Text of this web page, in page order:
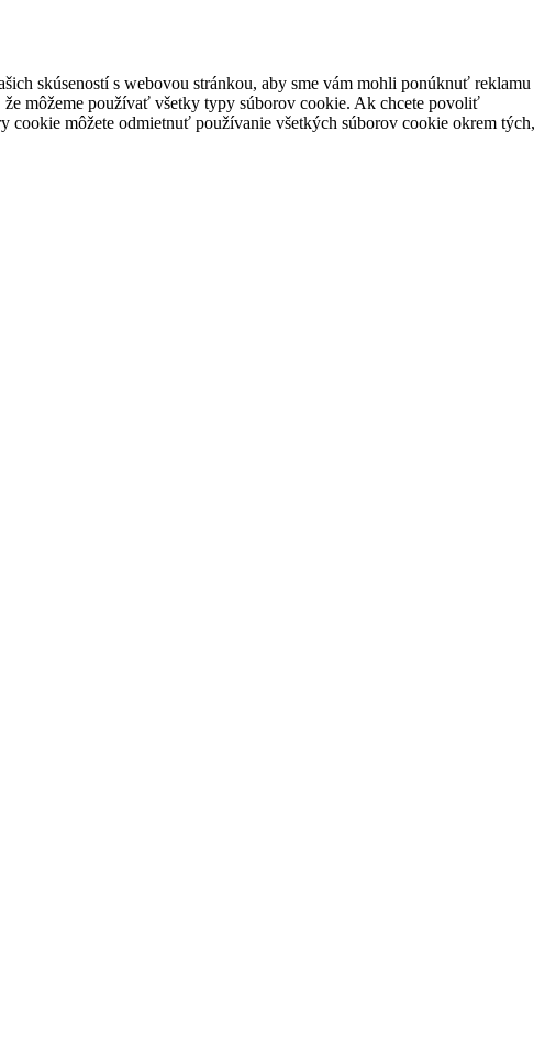
skúseností s webovou stránkou, aby sme vám mohli ponúknuť reklamu
môžeme používať všetky typy súborov cookie. Ak chcete povoliť
môžete odmietnuť používanie všetkých súborov cookie okrem tých,